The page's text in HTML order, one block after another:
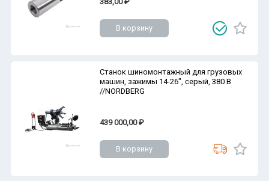
В корзину
Станок шиномонтажный для грузовых
машин, зажимы 14-26", серый, 380 В
//NORDBERG
439 000,00 ₽
В корзину